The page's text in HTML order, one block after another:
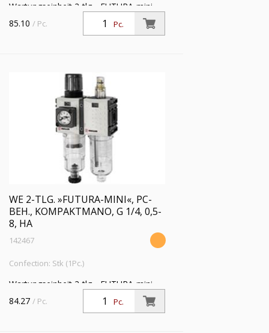
Wartungseinheit 2-tlg. »FUTURA-mini«,
PC-Behälter, Kompaktmano, BG 0, G
1/4, PE 1,5 - 12 bar, Regelbereich 0,1 - 4
Pc.
85.10 / Pc.
WE 2-TLG. »FUTURA-MINI«, PC-
BEH., KOMPAKTMANO, G 1/4, 0,5-
8, HA
142467
Confection: Stk (1Pc.)
Wartungseinheit 2-tlg. »FUTURA-mini«,
PC-Behälter, Kompaktmano, BG 0, G
1/4, PE 1,5 - 12 bar, Regelbereich 0,5 - 8
Pc.
84.27 / Pc.